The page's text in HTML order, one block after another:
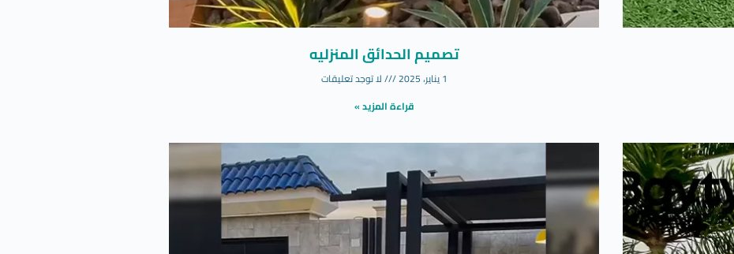
تصميم الحدائق المنزليه
1 يناير، 2025
لا توجد تعليقات
قراءة المزيد »